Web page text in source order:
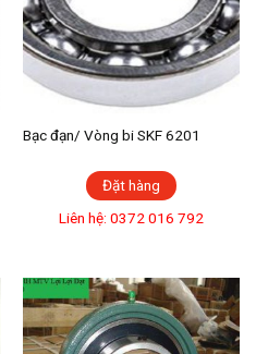
Bạc đạn/ Vòng bi SKF 6201
Đặt hàng
Liên hệ: 0372 016 792